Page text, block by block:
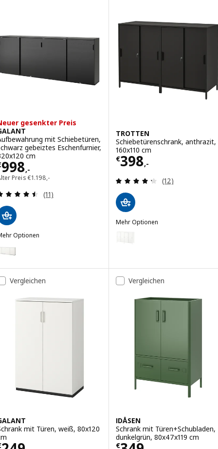
gesenkter Preis
mit Schiebetüren,
gebeiztes Eschenfurnier,
cm
998,-€ 998,-
Preis€1.198,-
Alter Preis € 1198,-
Überprüfung: 4.5 aus 5 sterne. Bewertungen
(11)
Optionen
GALANT, Aufbewahrung mit Schiebetüren, weiß, 320x120 cm
TROTTEN
Schiebetürenschrank, anthrazit,
160x110 cm
€398,-
Preis € 398,-
Überprüfung:
(12)
Mehr Optionen
Vergleichen
mit Türen, weiß, 80x120
Vergleichen
IDÅSEN
Schrank mit Türen+Schubladen,
dunkelgrün, 80x47x119 cm
€